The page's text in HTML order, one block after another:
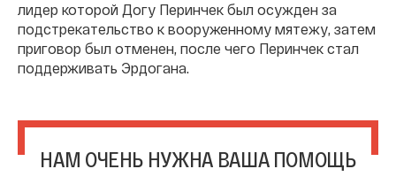
лидер которой Догу Перинчек был осужден за
подстрекательство к вооруженному мятежу, затем
приговор был отменен, после чего Перинчек стал
поддерживать Эрдогана.
НАМ ОЧЕНЬ НУЖНА ВАША ПОМОЩЬ